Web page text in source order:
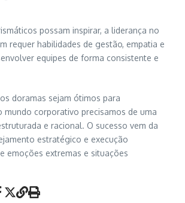
possam inspirar, a liderança no
requer habilidades de gestão, empatia e
equipes de forma consistente e
doramas sejam ótimos para
mundo corporativo precisamos de uma
e racional. O sucesso vem da
estratégico e execução
emoções extremas e situações